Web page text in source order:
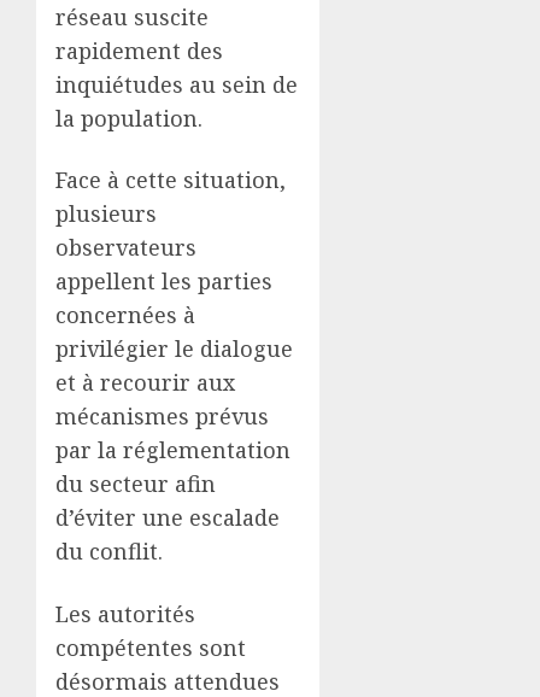
réseau suscite
rapidement des
inquiétudes au sein de
la population.
Face à cette situation,
plusieurs
observateurs
appellent les parties
concernées à
privilégier le dialogue
et à recourir aux
mécanismes prévus
par la réglementation
du secteur afin
d’éviter une escalade
du conflit.
Les autorités
compétentes sont
désormais attendues